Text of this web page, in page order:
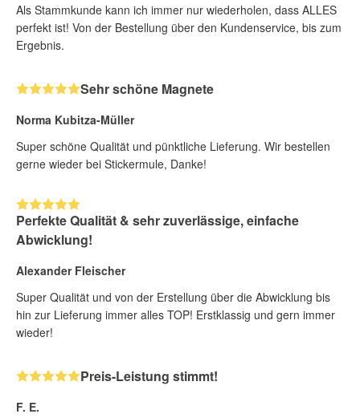
Als Stammkunde kann ich immer nur wiederholen, dass ALLES
perfekt ist! Von der Bestellung über den Kundenservice, bis zum
Ergebnis.
Sehr schöne Magnete
Norma Kubitza-Müller
Super schöne Qualität und pünktliche Lieferung. Wir bestellen
gerne wieder bei Stickermule, Danke!
Perfekte Qualität & sehr zuverlässige, einfache
Abwicklung!
Alexander Fleischer
Super Qualität und von der Erstellung über die Abwicklung bis
hin zur Lieferung immer alles TOP! Erstklassig und gern immer
wieder!
Preis-Leistung stimmt!
F. E.